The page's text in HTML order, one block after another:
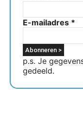
E-mailadres *
p.s. Je
gedeeld.